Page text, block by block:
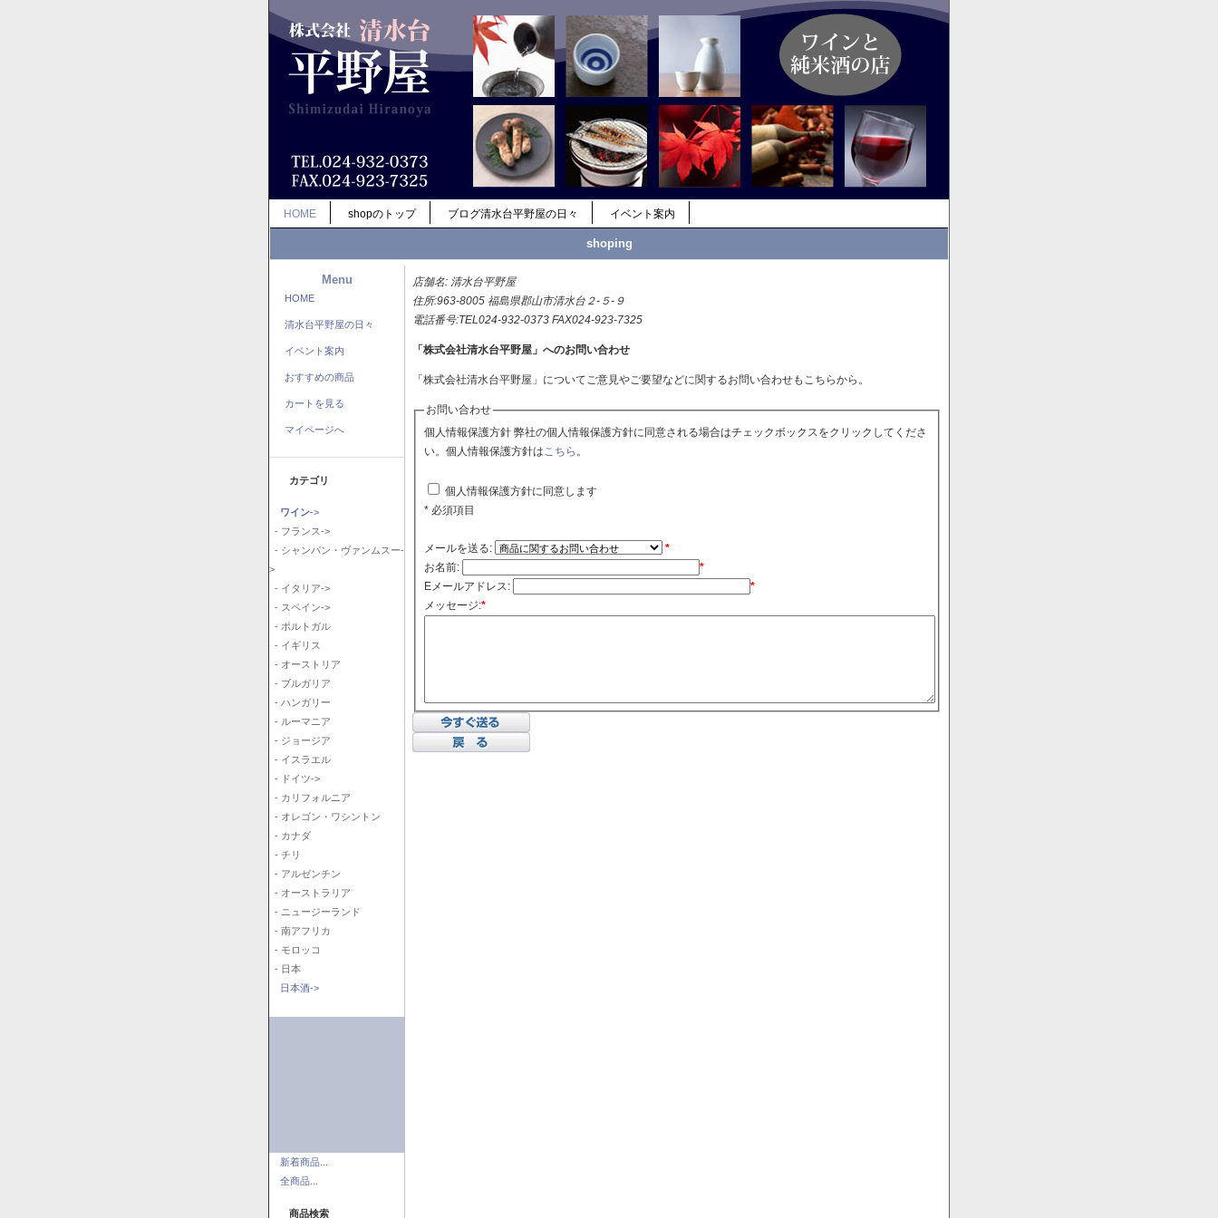
HOME shopのトップ ブログ清水台平野屋の日々 イベント案内
shoping
Menu
HOME
清水台平野屋の日々
イベント案内
おすすめの商品
カートを見る
マイページへ
カテゴリ
ワイン->
- フランス->
- シャンパン・ヴァンムスー-
>
- イタリア->
- スペイン->
- ポルトガル
- イギリス
- オーストリア
- ブルガリア
- ハンガリー
- ルーマニア
- ジョージア
- イスラエル
- ドイツ->
- カリフォルニア
- オレゴン・ワシントン
- カナダ
- チリ
- アルゼンチン
- オーストラリア
- ニュージーランド
- 南アフリカ
- モロッコ
- 日本
日本酒->
新着商品...
全商品...
商品検索
店舗名: 清水台平野屋
住所:963-8005 福島県郡山市清水台２-５-９
電話番号:TEL024-932-0373 FAX024-923-7325
「株式会社清水台平野屋」へのお問い合わせ
「株式会社清水台平野屋」についてご意見やご要望などに関するお問い合わせもこちらから。
お問い合わせ
個人情報保護方針 弊社の個人情報保護方針に同意される場合はチェックボックスをクリックしてくださ
い。個人情報保護方針はこちら 。
個人情報保護方針に同意します
* 必須項目
メールを送る:
*
お名前:
*
Eメールアドレス:
*
メッセージ:*